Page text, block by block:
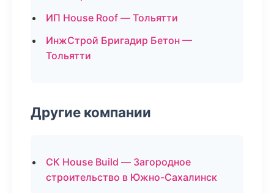
ИП House Roof — Тольятти
ИнжСтрой Бригадир Бетон —
Тольятти
Другие компании
СК House Build — Загородное
строительство в Южно-Сахалинск